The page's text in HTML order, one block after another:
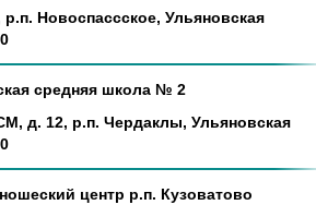
Новоспассское, Ульяновская
средняя школа № 2
д. 12, р.п. Чердаклы, Ульяновская
центр р.п. Кузоватово